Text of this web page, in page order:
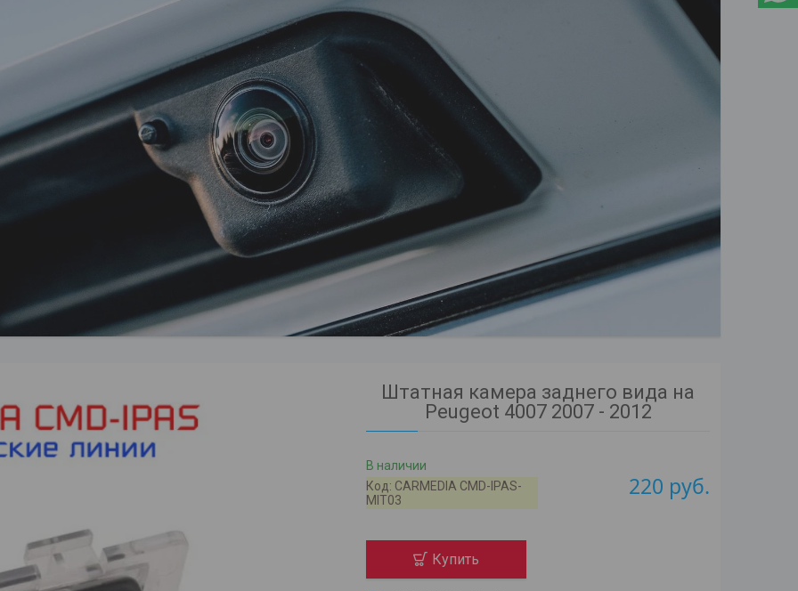
Штатная камера заднего вида на
Peugeot 4007 2007 - 2012
В наличии
Код: CARMEDIA CMD-IPAS-
MIT03
220 руб.
Купить